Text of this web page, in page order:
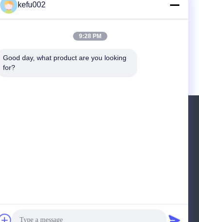
リチウ
ック、
電可能な李
現在の保護の11.1V
ウム電池のパック
kefu002
9:28 PM
Good day, what product are you looking
for?